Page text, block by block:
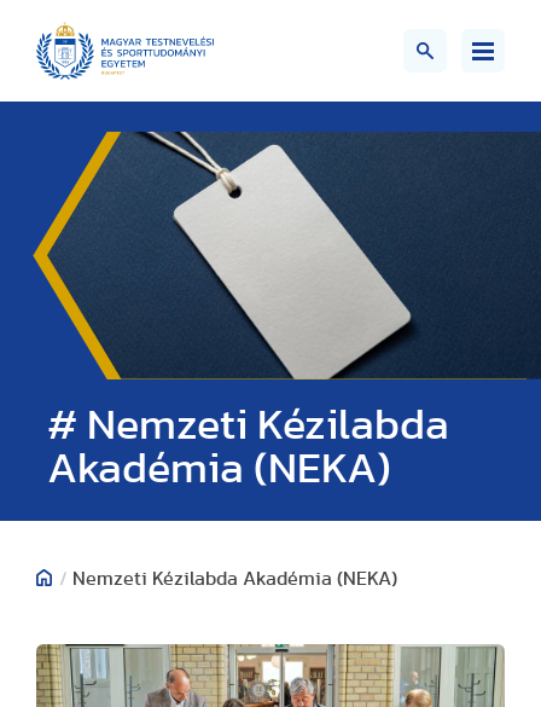
# Nemzeti Kézilabda
Akadémia (NEKA)
/ Nemzeti Kézilabda Akadémia (NEKA)